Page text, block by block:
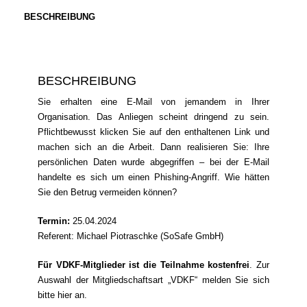
Erkennen
Menge
BESCHREIBUNG
BESCHREIBUNG
Sie erhalten eine E-Mail von jemandem in Ihrer
Organisation. Das Anliegen scheint dringend zu sein.
Pflichtbewusst klicken Sie auf den enthaltenen Link und
machen sich an die Arbeit. Dann realisieren Sie: Ihre
persönlichen Daten wurde abgegriffen – bei der E-Mail
handelte es sich um einen Phishing-Angriff. Wie hätten
Sie den Betrug vermeiden können?
Termin: 25.04.2024
Referent: Michael Piotraschke (SoSafe GmbH)
Für VDKF-Mitglieder ist die Teilnahme kostenfrei. Zur
Auswahl der Mitgliedschaftsart „VDKF“ melden Sie sich
bitte hieran.